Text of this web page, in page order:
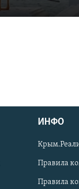
ИНФО
Правила
Правила